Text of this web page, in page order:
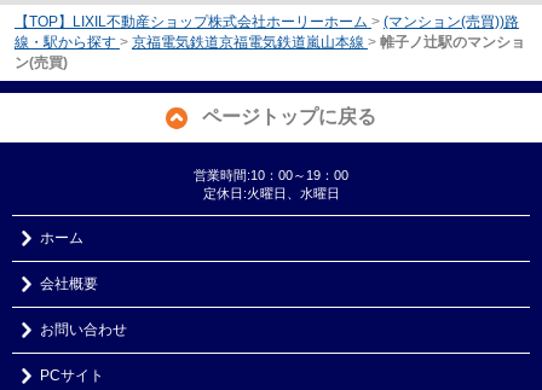
【TOP】LIXIL不動産ショップ株式会社ホーリーホーム > (マンション(売買))路
線・駅から探す > 京福電気鉄道京福電気鉄道嵐山本線 > 帷子ノ辻駅のマンショ
ン(売買)
ページトップに戻る
営業時間:10：00～19：00
定休日:火曜日、水曜日
ホーム
会社概要
お問い合わせ
PCサイト